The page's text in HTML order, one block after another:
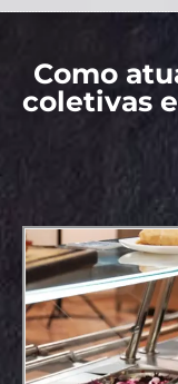
Como
coletivas